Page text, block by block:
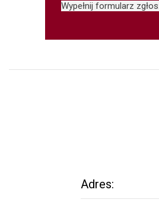
Wypełnij formularz
Adres: